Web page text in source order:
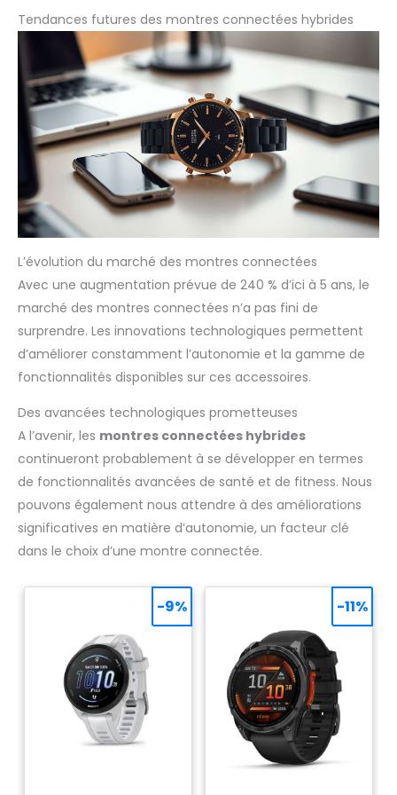
Tendances futures des montres connectées hybrides
L’évolution du marché des montres connectées
Avec une augmentation prévue de 240 % d’ici à 5 ans, le
marché des montres connectées n’a pas fini de
surprendre. Les innovations technologiques permettent
d’améliorer constamment l’autonomie et la gamme de
fonctionnalités disponibles sur ces accessoires.
Des avancées technologiques prometteuses
A l’avenir, les montres connectées hybrides
continueront probablement à se développer en termes
de fonctionnalités avancées de santé et de fitness. Nous
pouvons également nous attendre à des améliorations
significatives en matière d’autonomie, un facteur clé
dans le choix d’une montre connectée.
-9% -11%